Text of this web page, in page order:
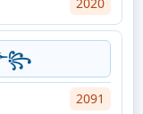
2091